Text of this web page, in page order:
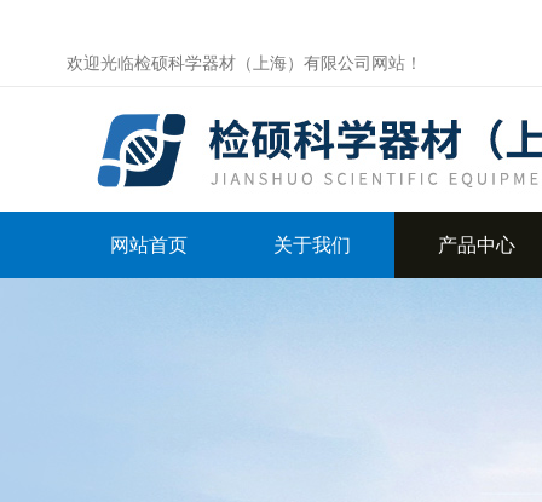
欢迎光临检硕科学器材（上海）有限公司网站！
网站首页 关于我们 产品中心